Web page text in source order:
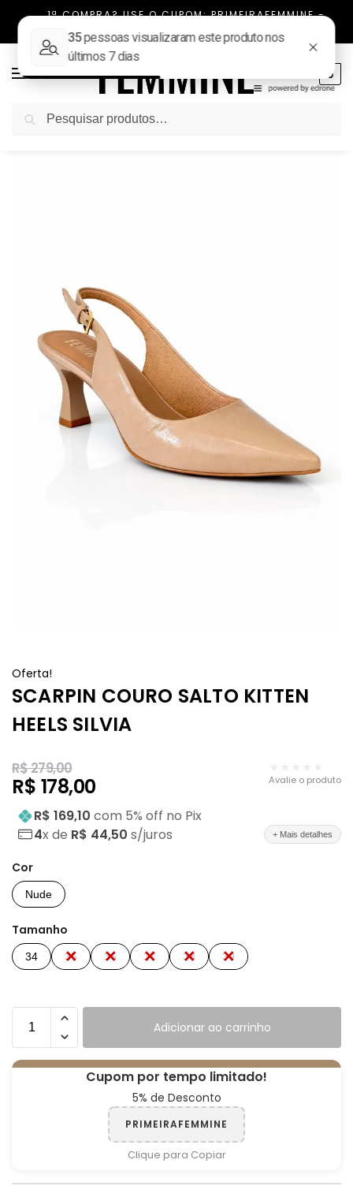
1ª COMPRA? USE O CUPOM: PRIMEIRAFEMMINE -
0
Início / SALTO / Scarpin Couro Salto Kitten Heels Silvia
Oferta!
SCARPIN COURO SALTO KITTEN
HEELS SILVIA
R$279,00
R$ 178,00 Avalie o produto
R$ 169,10 com 5% off no Pix
4x de R$ 44,50 s/juros + Mais detalhes
Cor
Nude
Tamanho
34 35 36 37 38 39
Adicionar ao carrinho
Cupom por tempo limitado!
5% de Desconto
PRIMEIRAFEMMINE
Clique para Copiar